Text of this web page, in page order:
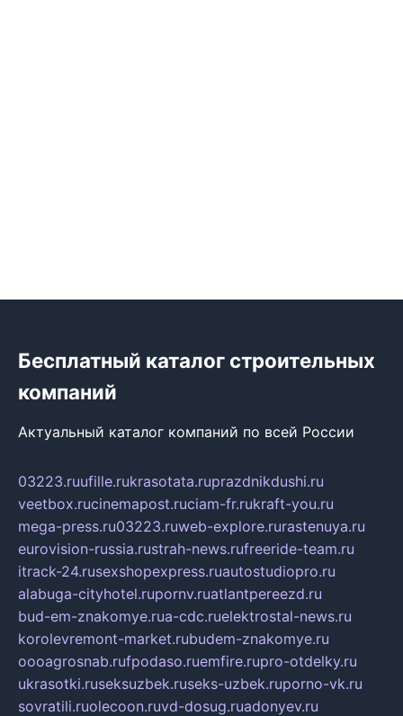
Бесплатный каталог строительных
компаний
Актуальный каталог компаний по всей России
03223.ruufille.rukrasotata.ruprazdnikdushi.ru
veetbox.rucinemapost.ruciam-fr.rukraft-you.ru
mega-press.ru03223.ruweb-explore.rurastenuya.ru
eurovision-russia.rustrah-news.rufreeride-team.ru
itrack-24.rusexshopexpress.ruautostudiopro.ru
alabuga-cityhotel.rupornv.ruatlantpereezd.ru
bud-em-znakomye.rua-cdc.ruelektrostal-news.ru
korolevremont-market.rubudem-znakomye.ru
oooagrosnab.rufpodaso.ruemfire.rupro-otdelky.ru
ukrasotki.ruseksuzbek.ruseks-uzbek.ruporno-vk.ru
sovratili.ruolecoon.ruvd-dosug.ruadonyev.ru